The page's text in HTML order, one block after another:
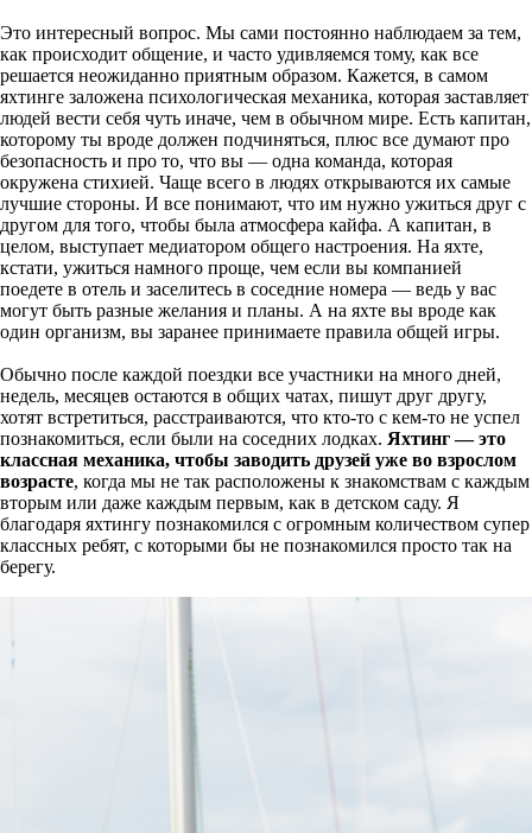
Это интересный вопрос. Мы сами постоянно наблюдаем за тем,
как происходит общение, и часто удивляемся тому, как все
решается неожиданно приятным образом. Кажется, в самом
яхтинге заложена психологическая механика, которая заставляет
людей вести себя чуть иначе, чем в обычном мире. Есть капитан,
которому ты вроде должен подчиняться, плюс все думают про
безопасность и про то, что вы — одна команда, которая
окружена стихией. Чаще всего в людях открываются их самые
лучшие стороны. И все понимают, что им нужно ужиться друг с
другом для того, чтобы была атмосфера кайфа. А капитан, в
целом, выступает медиатором общего настроения. На яхте,
кстати, ужиться намного проще, чем если вы компанией
поедете в отель и заселитесь в соседние номера — ведь у вас
могут быть разные желания и планы. А на яхте вы вроде как
один организм, вы заранее принимаете правила общей игры.
Обычно после каждой поездки все участники на много дней,
недель, месяцев остаются в общих чатах, пишут друг другу,
хотят встретиться, расстраиваются, что кто-то с кем-то не успел
познакомиться, если были на соседних лодках. Яхтинг — это
классная механика, чтобы заводить друзей уже во взрослом
возрасте, когда мы не так расположены к знакомствам с каждым
вторым или даже каждым первым, как в детском саду. Я
благодаря яхтингу познакомился с огромным количеством супер
классных ребят, с которыми бы не познакомился просто так на
берегу.